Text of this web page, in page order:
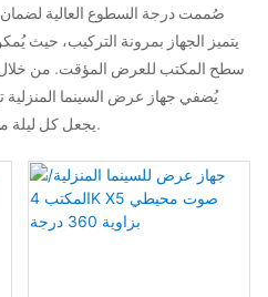
صُممت درجة السطوع العالية لضمان
يتميز الجهاز بمرونة التركيب، حيث
سطح المكتب للعرض المؤقت. من خلال
يُضفي جهاز عرض السينما المنزلية
يجعل كل ليلة مشاهدة فيلم تجربة فريدة من نوعها.